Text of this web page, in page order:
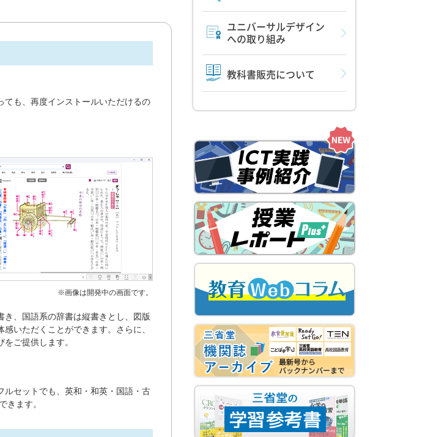
ても、再度インストールいただけるの
※画像は開発中の画面です。
、国語系の辞書は縦書きとし、図版
いただくことができます。さらに、
ご提供します。
セットでも、英和・和英・国語・古
きます。
ユニバーサルデザイン
への取り組み
教科書販売について